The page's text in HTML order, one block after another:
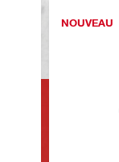
NOUVEAU